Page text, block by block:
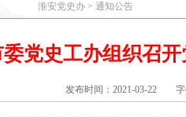
淮安党史办 > 通知公告
党史工办组织召
发布时间：2021-03-22 字